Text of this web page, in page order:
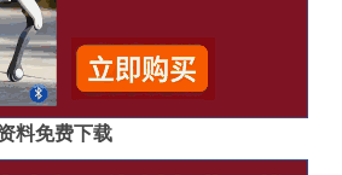
料免费下载